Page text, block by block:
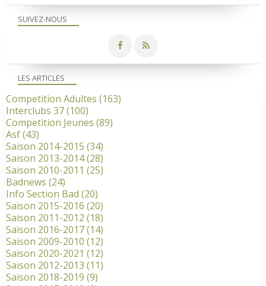
SUIVEZ-NOUS
LES ARTICLES
Competition Adultes (163)
Interclubs 37(100)
Competition Jeunes (89)
Asf(43)
Saison 2014-2015 (34)
Saison 2013-2014(28)
Saison 2010-2011 (25)
Badnews (24)
Info Section Bad (20)
Saison 2015-2016 (20)
Saison 2011-2012 (18)
Saison 2016-2017(14)
Saison 2009-2010 (12)
Saison 2020-2021 (12)
Saison 2012-2013 (11)
Saison 2018-2019 (9)